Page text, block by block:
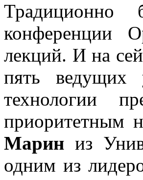
Традиционно
конференции
лекций. И на
пять ведущих
технологии
приоритетным
Марин из
одним из